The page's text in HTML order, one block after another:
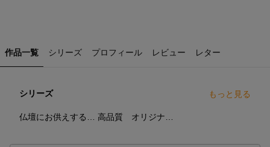
作品一覧 シリーズ プロフィール レビュー レター
シリーズ もっと見る